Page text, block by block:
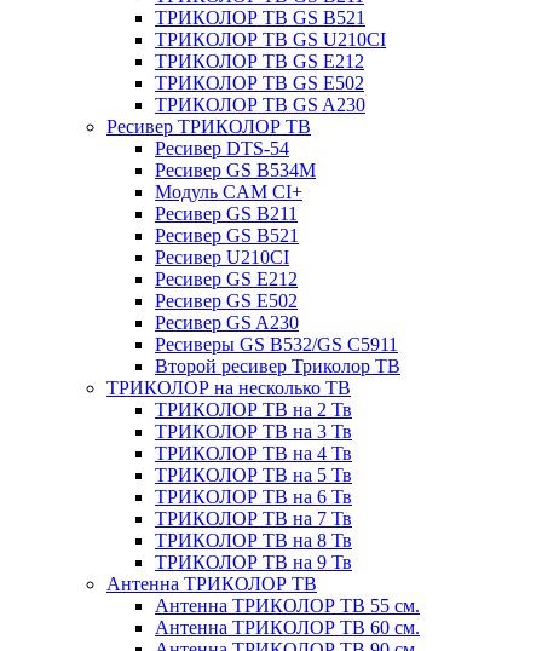
ТРИКОЛОР ТВ GS B521
ТРИКОЛОР ТВ GS U210CI
ТРИКОЛОР ТВ GS E212
ТРИКОЛОР ТВ GS E502
ТРИКОЛОР ТВ GS A230
Ресивер ТРИКОЛОР ТВ
Ресивер DTS-54
Ресивер GS B534M
Модуль CAM CI+
Ресивер GS B211
Ресивер GS B521
Ресивер U210CI
Ресивер GS E212
Ресивер GS E502
Ресивер GS A230
Ресиверы GS B532/GS C5911
Второй ресивер Триколор ТВ
ТРИКОЛОР на несколько ТВ
ТРИКОЛОР ТВ на 2 Тв
ТРИКОЛОР ТВ на 3 Тв
ТРИКОЛОР ТВ на 4 Тв
ТРИКОЛОР ТВ на 5 Тв
ТРИКОЛОР ТВ на 6 Тв
ТРИКОЛОР ТВ на 7 Тв
ТРИКОЛОР ТВ на 8 Тв
ТРИКОЛОР ТВ на 9 Тв
Антенна ТРИКОЛОР ТВ
Антенна ТРИКОЛОР ТВ 55 см.
Антенна ТРИКОЛОР ТВ 60 см.